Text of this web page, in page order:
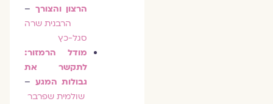
הרצון והצורך–
הרבנית שרה
סגל-כץ
מודל הרמזור:
לתקשר את
גבולות המגע–
שולמית שפרבר